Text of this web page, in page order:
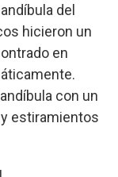
del
hicieron un
en
con un
estiramientos